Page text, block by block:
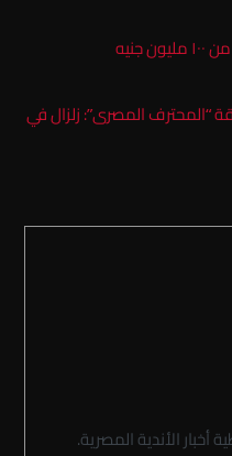
المصرى”: زلزال في
الأندية المصرية.